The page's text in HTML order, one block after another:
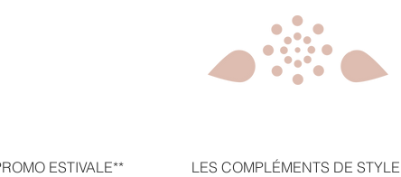
ESTIVALE** LES COMPLÉMENTS DE STYLE